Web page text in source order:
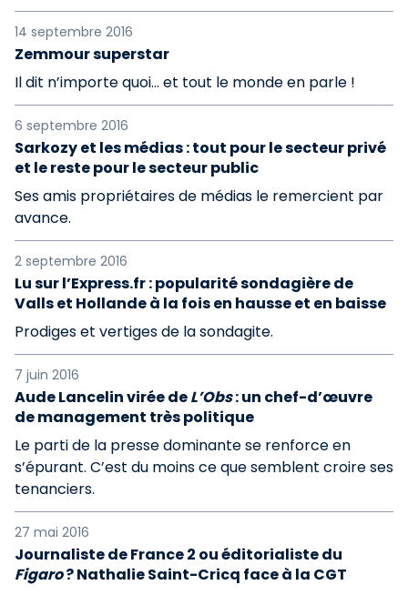
14 septembre 2016
Zemmour superstar
Il dit n’importe quoi... et tout le monde en parle !
6 septembre 2016
Sarkozy et les médias : tout pour le secteur privé
et le reste pour le secteur public
Ses amis propriétaires de médias le remercient par
avance.
2 septembre 2016
Lu sur l’Express.fr : popularité sondagière de
Valls et Hollande à la fois en hausse et en baisse
Prodiges et vertiges de la sondagite.
7 juin 2016
Aude Lancelin virée deL’Obs: un chef-d’œuvre
de management très politique
Le parti de la presse dominante se renforce en
s’épurant. C’est du moins ce que semblent croire ses
tenanciers.
27 mai 2016
Journaliste de France 2 ou éditorialiste du
Figaro? Nathalie Saint-Cricq face à la CGT